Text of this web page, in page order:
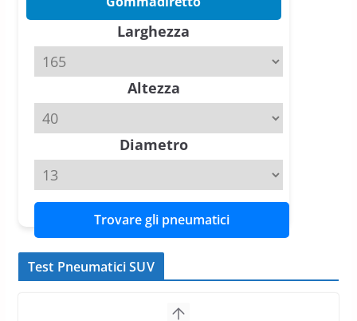
slick da battere
Michelin Pilot Sport 4 S – Test
su Range Rover Sport D350 HST
11 Aprile 2026 15 min read
Larghezza
Altezza
Diametro
Trovare gli pneumatici
Test Pneumatici SUV